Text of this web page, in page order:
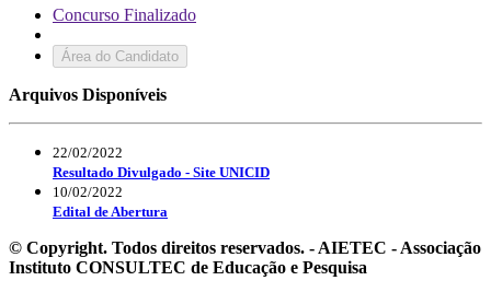
Concurso Finalizado
Área do Candidato
Arquivos Disponíveis
22/02/2022
Resultado Divulgado - Site UNICID
10/02/2022
Edital de Abertura
© Copyright. Todos direitos reservados. - AIETEC - Associação
Instituto CONSULTEC de Educação e Pesquisa